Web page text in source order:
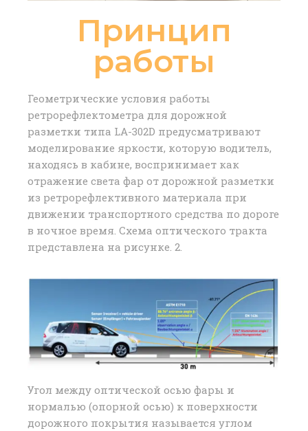
Принцип
работы
Геометрические условия работы
ретрорефлектометра для дорожной
разметки типа LA-302D предусматривают
моделирование яркости, которую водитель,
находясь в кабине, воспринимает как
отражение света фар от дорожной разметки
из ретрорефлективного материала при
движении транспортного средства по дороге
в ночное время. Схема оптического тракта
представлена ​​на рисунке. 2.
Угол между оптической осью фары и
нормалью (опорной осью) к поверхности
дорожного покрытия называется углом